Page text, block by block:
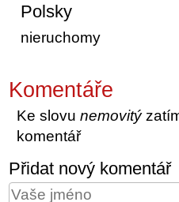
Polsky
nieruchomy
Komentáře
Ke slovunemovitý
komentář
Přidat nový komentář